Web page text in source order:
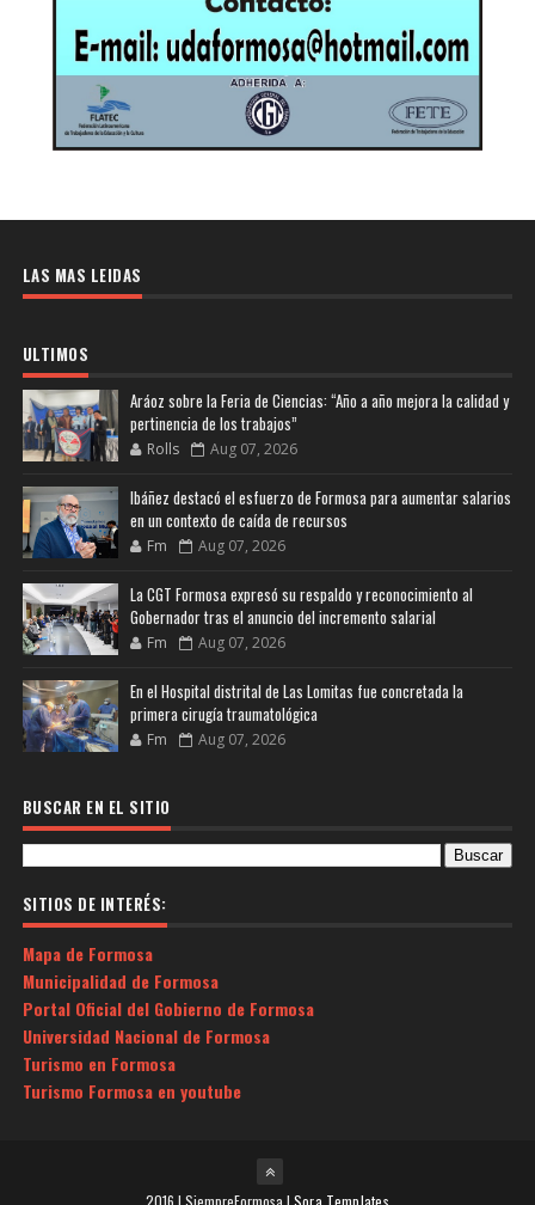
LAS MAS LEIDAS
ULTIMOS
Aráoz sobre la Feria de Ciencias: “Año a año mejora la calidad y
pertinencia de los trabajos”
Rolls Aug 07, 2026
Ibáñez destacó el esfuerzo de Formosa para aumentar salarios
en un contexto de caída de recursos
Fm Aug 07, 2026
La CGT Formosa expresó su respaldo y reconocimiento al
Gobernador tras el anuncio del incremento salarial
Fm Aug 07, 2026
En el Hospital distrital de Las Lomitas fue concretada la
primera cirugía traumatológica
Fm Aug 07, 2026
BUSCAR EN EL SITIO
SITIOS DE INTERÉS:
Mapa de Formosa
Municipalidad de Formosa
Portal Oficial del Gobierno de Formosa
Universidad Nacional de Formosa
Turismo en Formosa
Turismo Formosa en youtube